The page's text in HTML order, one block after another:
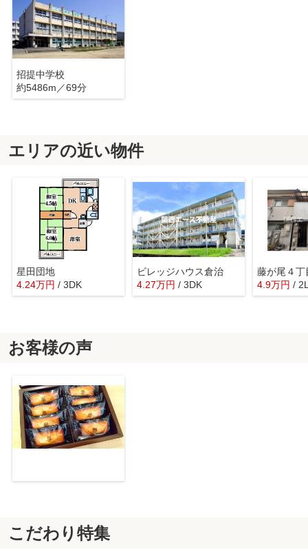
招提中学校
約5486m／69分
エリアの近い物件
星田団地
4.24万円 / 3DK
ビレッジハウス倉治
4.27万円 / 3DK
藤が尾４丁
4.9万円 /
お客様の声
こだわり特集